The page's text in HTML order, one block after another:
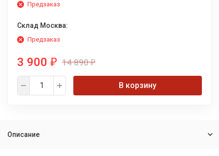
Предзаказ
Склад Москва:
Предзаказ
3 900 ₽ 14 890₽
В корзину
Описание